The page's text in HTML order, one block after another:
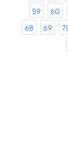
59
60
68
69